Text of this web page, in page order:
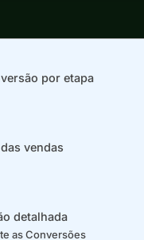
por etapa
vendas
detalhada
as Conversões